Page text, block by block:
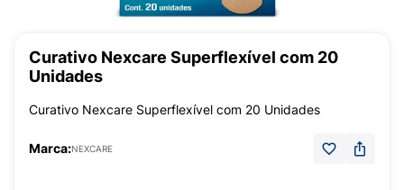
Curativo Nexcare Superflexível com 20
Unidades
Curativo Nexcare Superflexível com 20 Unidades
Marca:NEXCARE